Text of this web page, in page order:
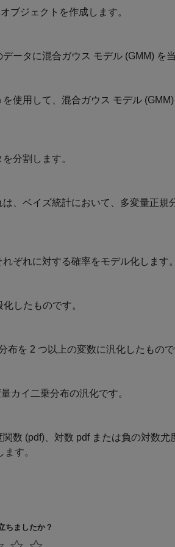
ブジェクトを作成します。
ータに混合ガウス モデル (GMM) を当
を使用して、混合ガウス モデル
分割します。
、ベイズ統計において、多変量正規
ぞれに対する確率をモデル化します。
したものです。
布を 2 つ以上の変数に汎化したもので
カイ二乗分布の汎化です。
数 (pdf)、対数 pdf または負の対数尤
す。
ちましたか？